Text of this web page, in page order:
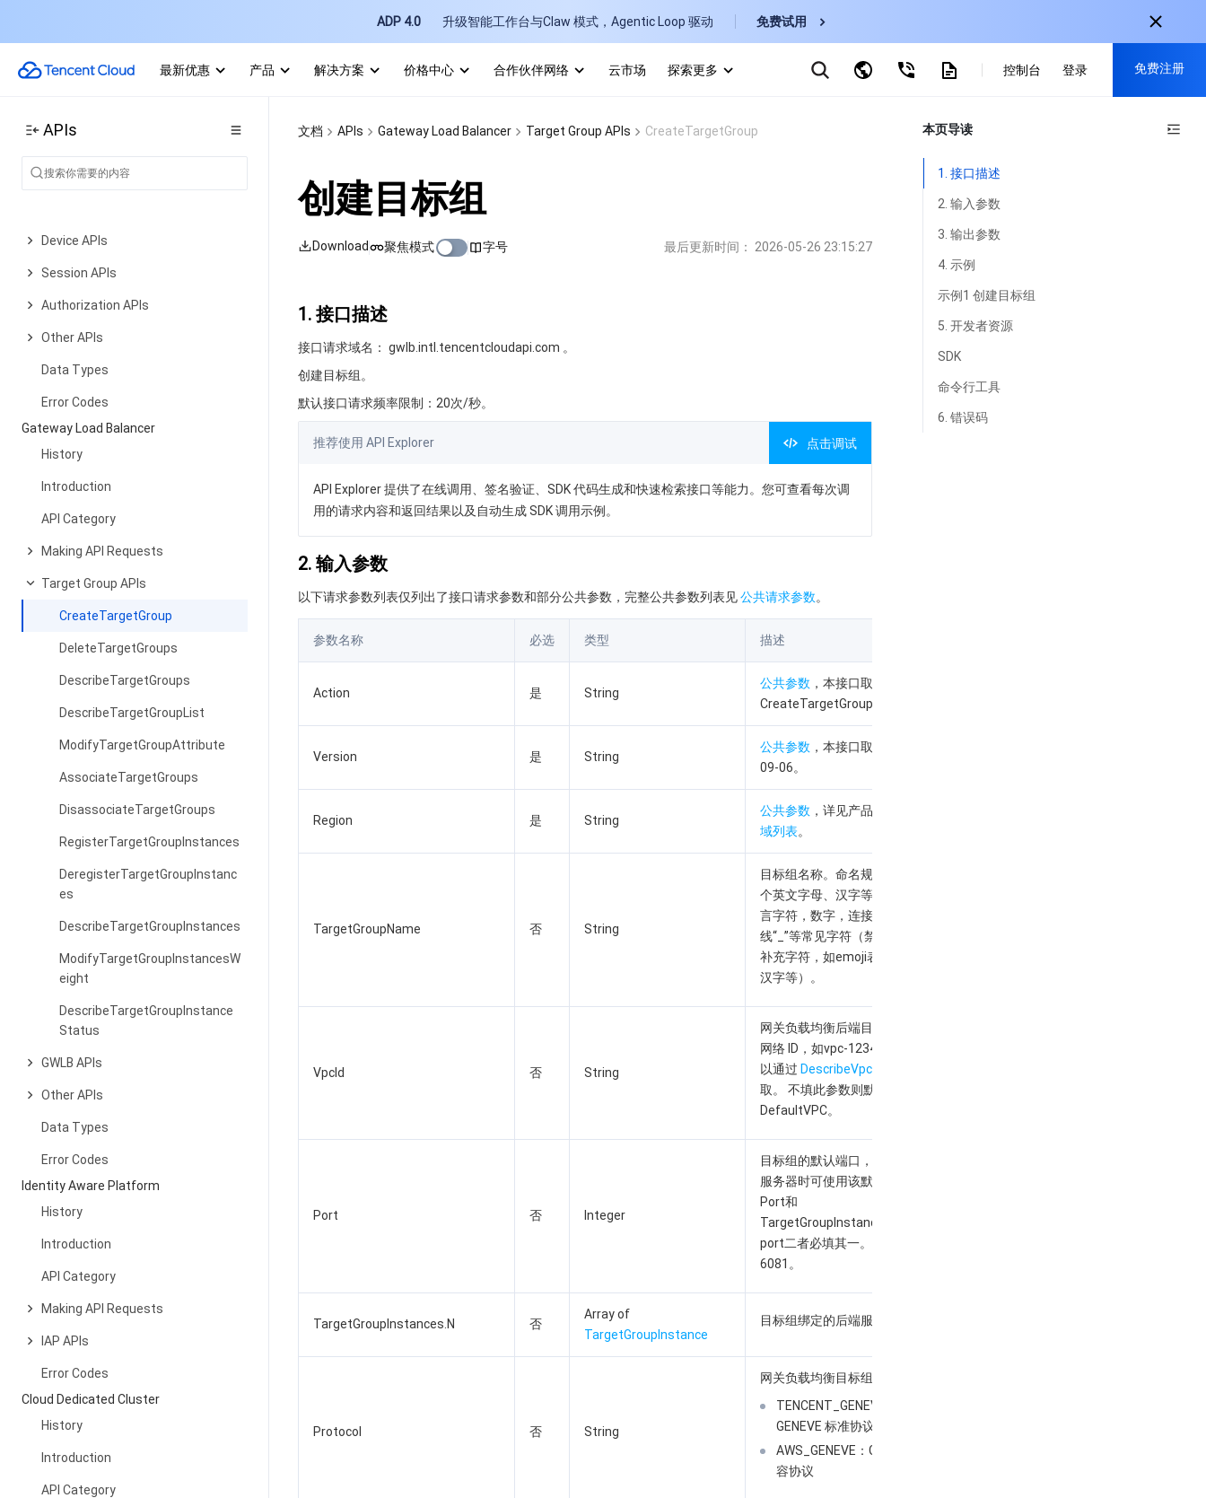
ADP 4.0 升级智能工作台与Claw 模式，Agentic Loop 驱动 免费试用
最新优惠 产品 解决方案 价格中心 合作伙伴网络 云市场
探索更多
CDN
简体中文 -ZH
控制台 登录 免费注册
注册获取以下福利：
APIs
History
Making API Requests
Device APIs
Session APIs
Authorization APIs
Other APIs
Data Types
Error Codes
Gateway Load Balancer
History
Introduction
API Category
Making API Requests
Target Group APIs
CreateTargetGroup
DeleteTargetGroups
DescribeTargetGroups
DescribeTargetGroupList
ModifyTargetGroupAttribute
AssociateTargetGroups
DisassociateTargetGroups
RegisterTargetGroupInstances
DeregisterTargetGroupInstanc
es
DescribeTargetGroupInstances
ModifyTargetGroupInstancesW
eight
DescribeTargetGroupInstance
Status
GWLB APIs
Other APIs
Data Types
Error Codes
Identity Aware Platform
History
Introduction
API Category
Making API Requests
IAP APIs
Error Codes
Cloud Dedicated Cluster
History
Introduction
API Category
文档 APIs Gateway Load Balancer Target Group APIs CreateTargetGroup
创建目标组
Download 聚焦模式 字号 最后更新时间： 2026-05-26 23:15:27
1. 接口描述
接口请求域名： gwlb.intl.tencentcloudapi.com 。
创建目标组。
默认接口请求频率限制：20次/秒。
推荐使用 API Explorer 点击调试
API Explorer 提供了在线调用、签名验证、SDK 代码生成和快速检索接口等能力。您可查看每次调
用的请求内容和返回结果以及自动生成 SDK 调用示例。
2. 输入参数
以下请求参数列表仅列出了接口请求参数和部分公共参数，完整公共参数列表见公共请求参数。
参数名称 必选 类型 描述
Action 是 String
公共参数 ，本接口取值：
CreateTargetGroup。
Version 是 String
公共参数 ，本接口取值：2024-
09-06。
Region 是 String
公共参数 ，详见产品支持的
域列表。
TargetGroupName 否 String
目标组名称。命名规则：1-80
个英文字母、汉字等国际通用语
言字符，数字，连接线“-”、下划
线“_”等常见字符（禁止Unicode
补充字符，如emoji表情、生僻
汉字等）。
VpcId 否 String
网关负载均衡后端目标组所属的
网络 ID，如vpc-12345678，可
以通过 DescribeVpcs
取。 不填此参数则默认为
DefaultVPC。
Port 否 Integer
目标组的默认端口， 后续添加
服务器时可使用该默认端口。
Port和
TargetGroupInstances.N中的
port二者必填其一。仅支持
6081。
TargetGroupInstances.N 否
Array of
TargetGroupInstance
目标组绑定的后端服务器
Protocol 否 String
网关负载均衡目标组协议。
TENCENT_GENEVE ：
GENEVE 标准协议
AWS_GENEVE：GENEVE 兼
容协议
本页导读
1. 接口描述
2. 输入参数
3. 输出参数
4. 示例
示例1 创建目标组
5. 开发者资源
SDK
命令行工具
6. 错误码